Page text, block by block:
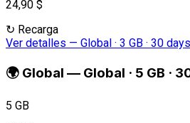
24,90 $
↻ Recarga
Ver detalles — Global · 3 GB · 30 days
🌍 Global — Global · 5 GB ·
5 GB